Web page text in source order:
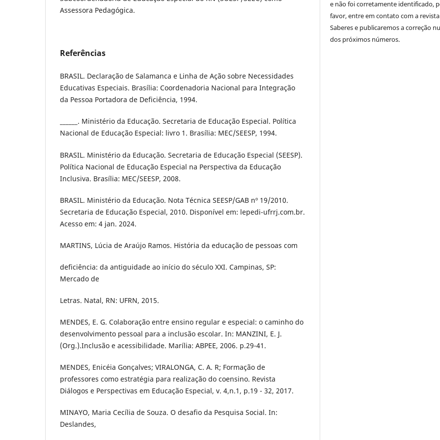
Assessora Pedagógica.
Referências
BRASIL. Declaração de Salamanca e Linha de Ação sobre Necessidades
Educativas Especiais. Brasília: Coordenadoria Nacional para Integração
da Pessoa Portadora de Deficiência, 1994.
______. Ministério da Educação. Secretaria de Educação Especial. Política
Nacional de Educação Especial: livro 1. Brasília: MEC/SEESP, 1994.
BRASIL. Ministério da Educação. Secretaria de Educação Especial (SEESP).
Política Nacional de Educação Especial na Perspectiva da Educação
Inclusiva. Brasília: MEC/SEESP, 2008.
BRASIL. Ministério da Educação. Nota Técnica SEESP/GAB nº 19/2010.
Secretaria de Educação Especial, 2010. Disponível em: lepedi-ufrrj.com.br.
Acesso em: 4 jan. 2024.
MARTINS, Lúcia de Araújo Ramos. História da educação de pessoas com
deficiência: da antiguidade ao início do século XXI. Campinas, SP:
Mercado de
Letras. Natal, RN: UFRN, 2015.
MENDES, E. G. Colaboração entre ensino regular e especial: o caminho do
desenvolvimento pessoal para a inclusão escolar. In: MANZINI, E. J.
(Org.).Inclusão e acessibilidade. Marília: ABPEE, 2006. p.29-41.
MENDES, Enicéia Gonçalves; VIRALONGA, C. A. R; Formação de
professores como estratégia para realização do coensino. Revista
Diálogos e Perspectivas em Educação Especial, v. 4,n.1, p.19 - 32, 2017.
MINAYO, Maria Cecília de Souza. O desafio da Pesquisa Social. In:
Deslandes,
e não foi corretamente identificado,
favor, entre em contato com a revista
Saberes e publicaremos a correção
dos próximos números.